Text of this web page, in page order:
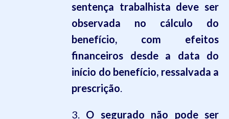
sentença trabalhista deve ser
observada no cálculo do
benefício, com efeitos
financeiros desde a data do
início do benefício, ressalvada a
prescrição.
3. O segurado não pode ser